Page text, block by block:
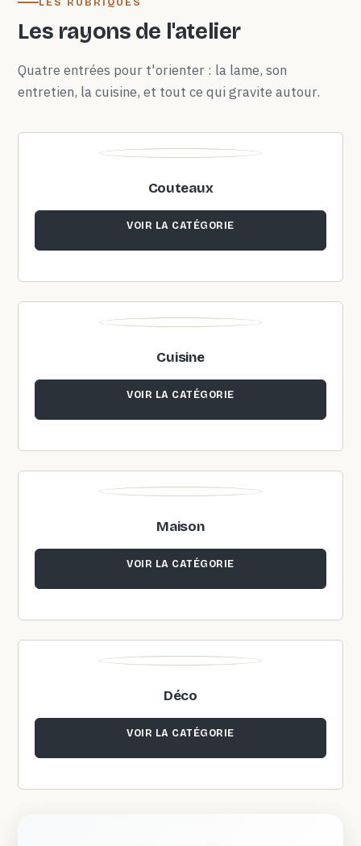
Les rayons de l'atelier
Quatre entrées pour t'orienter : la lame, son
entretien, la cuisine, et tout ce qui gravite autour.
Couteaux
VOIR LA CATÉGORIE
Cuisine
VOIR LA CATÉGORIE
Maison
VOIR LA CATÉGORIE
Déco
VOIR LA CATÉGORIE